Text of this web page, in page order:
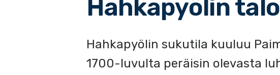
Hahkapyölin
Hahkapyölin sukutila kuuluu
1700-luvulta peräisin olevasta